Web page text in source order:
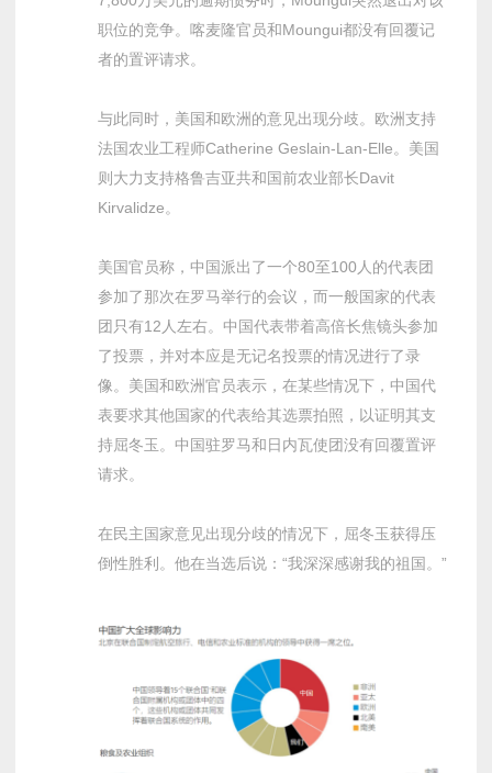
职位的竞争。喀麦隆官员和Moungui都没有回覆记
者的置评请求。
与此同时，美国和欧洲的意见出现分歧。欧洲支持
法国农业工程师Catherine Geslain-Lan-Elle。美国
则大力支持格鲁吉亚共和国前农业部长Davit
Kirvalidze。
美国官员称，中国派出了一个80至100人的代表团
参加了那次在罗马举行的会议，而一般国家的代表
团只有12人左右。中国代表带着高倍长焦镜头参加
了投票，并对本应是无记名投票的情况进行了录
像。美国和欧洲官员表示，在某些情况下，中国代
表要求其他国家的代表给其选票拍照，以证明其支
持屈冬玉。中国驻罗马和日内瓦使团没有回覆置评
请求。
在民主国家意见出现分歧的情况下，屈冬玉获得压
倒性胜利。他在当选后说：“我深深感谢我的祖国。”